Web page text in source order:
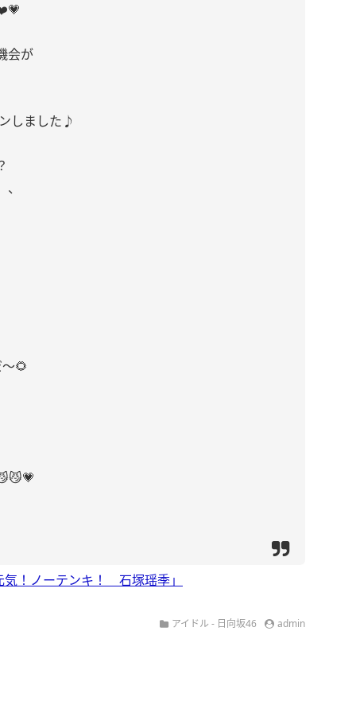
会が
しました♪
🌻
！ノーテンキ！ 石塚瑶季」
アイドル - 日向坂46 admin